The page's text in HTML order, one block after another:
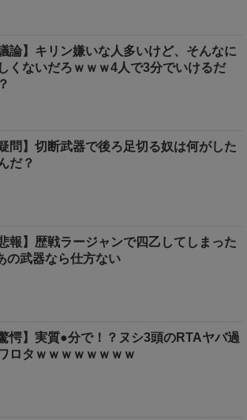
議論】キリン嫌いな人多いけど、そんなに
くないだろｗｗｗ4人で3分でいけるだ
疑問】切断武器で後ろ足切る奴は何がした
だ？
悲報】歴戦ラージャンで四乙してしまった
の武器なら仕方ない
驚愕】実質●分で！？ヌシ3頭のRTAヤバ過
ロタｗｗｗｗｗｗｗｗ